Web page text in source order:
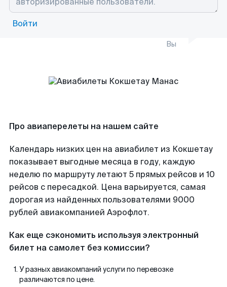
Войти
Вы
Про авиаперелеты на нашем сайте
Календарь низких цен на авиабилет из Кокшетау
показывает выгодные месяца в году, каждую
неделю по маршруту летают 5 прямых рейсов и 10
рейсов с пересадкой. Цена варьируется, самая
дорогая из найденных пользователями 9000
рублей авиакомпанией Аэрофлот.
Как еще сэкономить используя электронный
билет на самолет без комиссии?
У разных авиакомпаний услуги по перевозке
различаются по цене.